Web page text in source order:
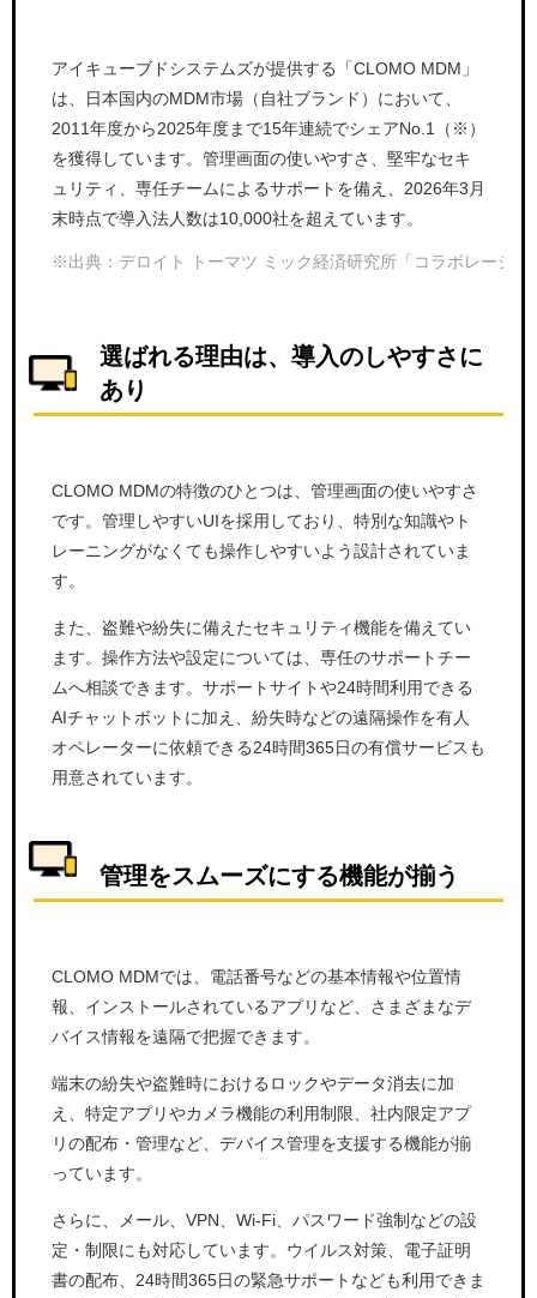
アイキューブドシステムズが提供する「CLOMO MDM」
は、日本国内のMDM市場（自社ブランド）において、
2011年度から2025年度まで15年連続でシェアNo.1（※）
を獲得しています。管理画面の使いやすさ、堅牢なセキ
ュリティ、専任チームによるサポートを備え、2026年3月
末時点で導入法人数は10,000社を超えています。
※出典：デロイト トーマツ ミック経済研究所「コラボレーシ
選ばれる理由は、導入のしやすさに
あり
CLOMO MDMの特徴のひとつは、管理画面の使いやすさ
です。管理しやすいUIを採用しており、特別な知識やト
レーニングがなくても操作しやすいよう設計されていま
す。
また、盗難や紛失に備えたセキュリティ機能を備えてい
ます。操作方法や設定については、専任のサポートチー
ムへ相談できます。サポートサイトや24時間利用できる
AIチャットボットに加え、紛失時などの遠隔操作を有人
オペレーターに依頼できる24時間365日の有償サービスも
用意されています。
管理をスムーズにする機能が揃う
CLOMO MDMでは、電話番号などの基本情報や位置情
報、インストールされているアプリなど、さまざまなデ
バイス情報を遠隔で把握できます。
端末の紛失や盗難時におけるロックやデータ消去に加
え、特定アプリやカメラ機能の利用制限、社内限定アプ
リの配布・管理など、デバイス管理を支援する機能が揃
っています。
さらに、メール、VPN、Wi-Fi、パスワード強制などの設
定・制限にも対応しています。ウイルス対策、電子証明
書の配布、24時間365日の緊急サポートなども利用できま